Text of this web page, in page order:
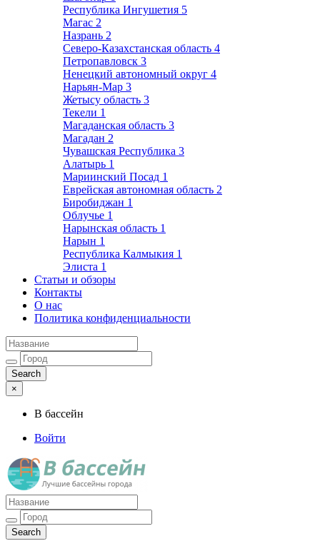
Республика Ингушетия 5
Магас 2
Назрань 2
Северо-Казахстанская область 4
Петропавловск 3
Ненецкий автономный округ 4
Нарьян-Мар 3
Жетысу область 3
Текели 1
Магаданская область 3
Магадан 2
Чувашская Республика 3
Алатырь 1
Мариинский Посад 1
Еврейская автономная область 2
Биробиджан 1
Облучье 1
Нарынская область 1
Нарын 1
Республика Калмыкия 1
Элиста 1
Статьи и обзоры
Контакты
О нас
Политика конфиденциальности
×
В бассейн
Войти
Лучшие бассейны города